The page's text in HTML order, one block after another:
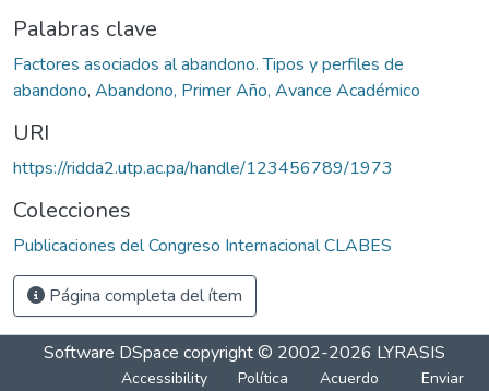
Palabras clave
Factores asociados al abandono. Tipos y perfiles de
abandono, Abandono, Primer Año, Avance Académico
URI
https://ridda2.utp.ac.pa/handle/123456789/1973
Colecciones
Publicaciones del Congreso Internacional CLABES
Página completa del ítem
Software DSpace copyright © 2002-2026 LYRASIS
Accessibility Política Acuerdo Enviar